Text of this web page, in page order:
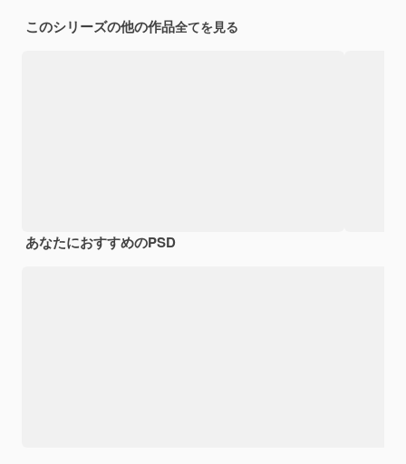
このシリーズの他の作品全てを見る
あなたにおすすめのPSD